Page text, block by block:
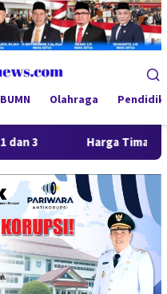
BUMN Olahraga
Harga Timah Turun,